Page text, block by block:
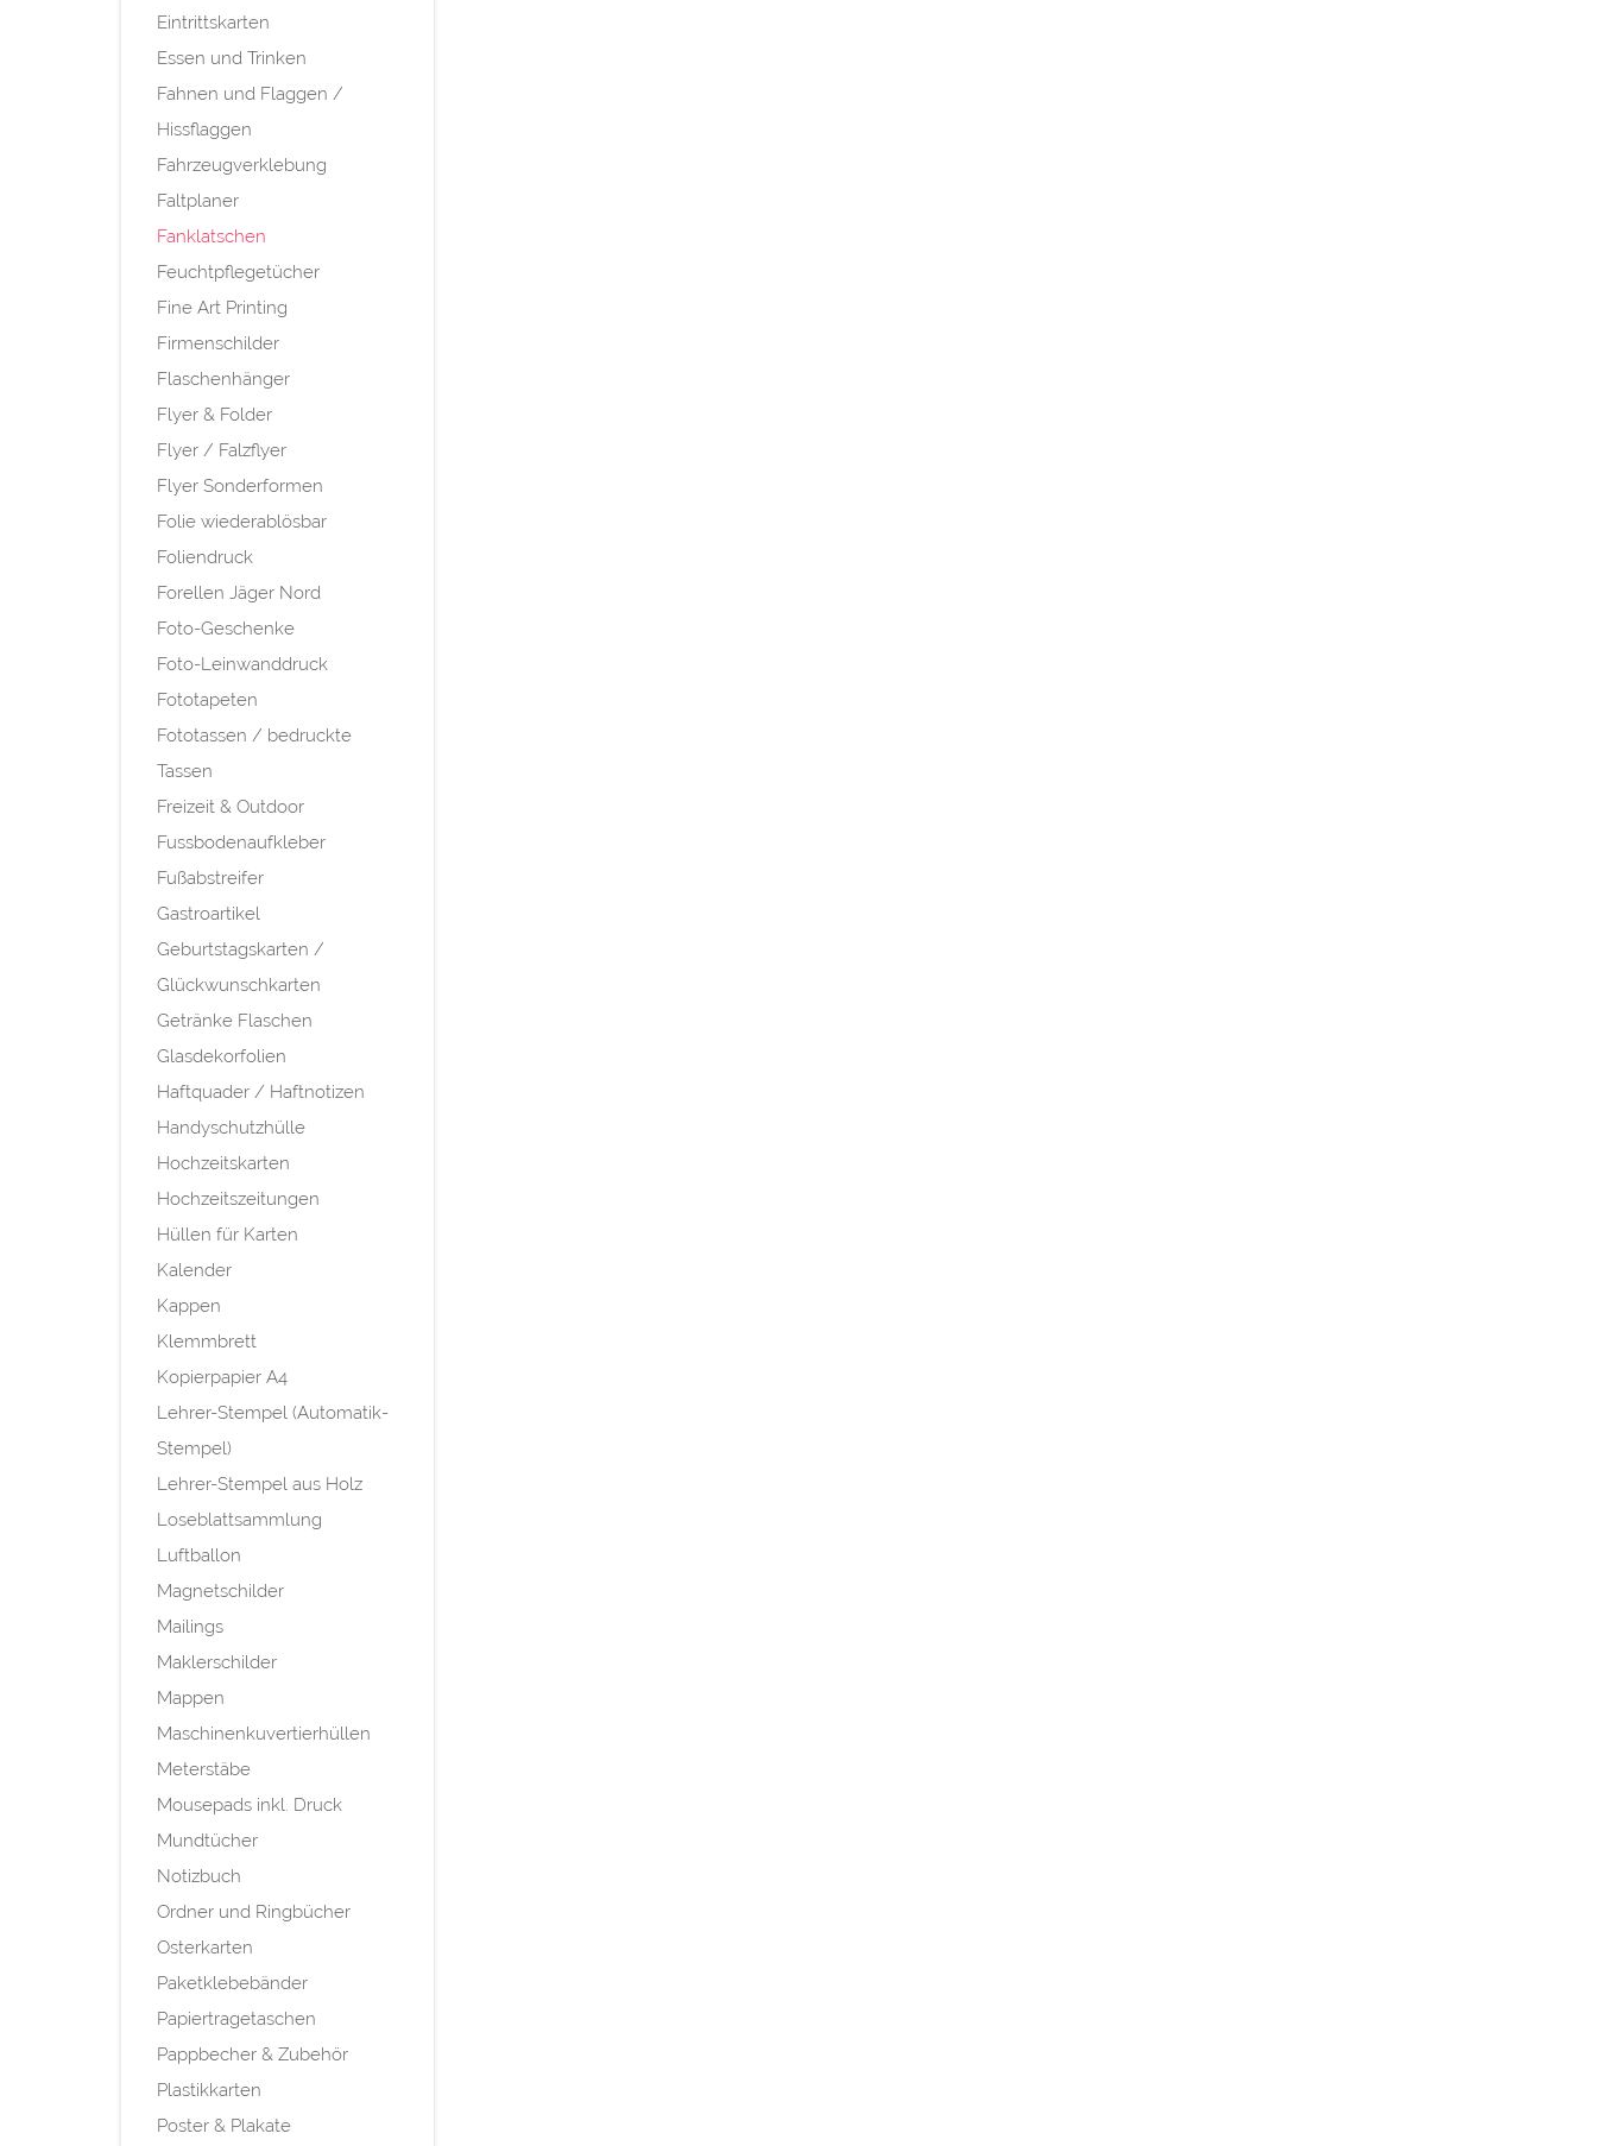
Eintrittskarten
Essen und Trinken
Fahnen und Flaggen /
Hissflaggen
Fahrzeugverklebung
Faltplaner
Fanklatschen
Feuchtpflegetücher
Fine Art Printing
Firmenschilder
Flaschenhänger
Flyer & Folder
Flyer / Falzflyer
Flyer Sonderformen
Folie wiederablösbar
Foliendruck
Forellen Jäger Nord
Foto-Geschenke
Foto-Leinwanddruck
Fototapeten
Fototassen / bedruckte
Tassen
Freizeit & Outdoor
Fussbodenaufkleber
Fußabstreifer
Gastroartikel
Geburtstagskarten /
Glückwunschkarten
Getränke Flaschen
Glasdekorfolien
Haftquader / Haftnotizen
Handyschutzhülle
Hochzeitskarten
Hochzeitszeitungen
Hüllen für Karten
Kalender
Kappen
Klemmbrett
Kopierpapier A4
Lehrer-Stempel (Automatik-
Stempel)
Lehrer-Stempel aus Holz
Loseblattsammlung
Luftballon
Magnetschilder
Mailings
Maklerschilder
Mappen
Maschinenkuvertierhüllen
Meterstäbe
Mousepads inkl. Druck
Mundtücher
Notizbuch
Ordner und Ringbücher
Osterkarten
Paketklebebänder
Papiertragetaschen
Pappbecher & Zubehör
Plastikkarten
Poster & Plakate